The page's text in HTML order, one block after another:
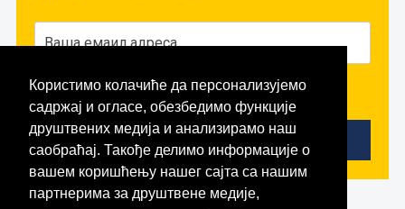
Користимо колачиће да персонализујемо
садржај и огласе, обезбедимо функције
друштвених медија и анализирамо наш
саобраћај. Такође делимо информације о
вашем коришћењу нашег сајта са нашим
партнерима за друштвене медије,
Слажем се да примам вести!